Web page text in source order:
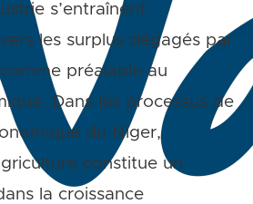
s’entraînent
les surplus dégagés par
préalable au
Dans les processus de
du Niger,
constitue un
la croissance